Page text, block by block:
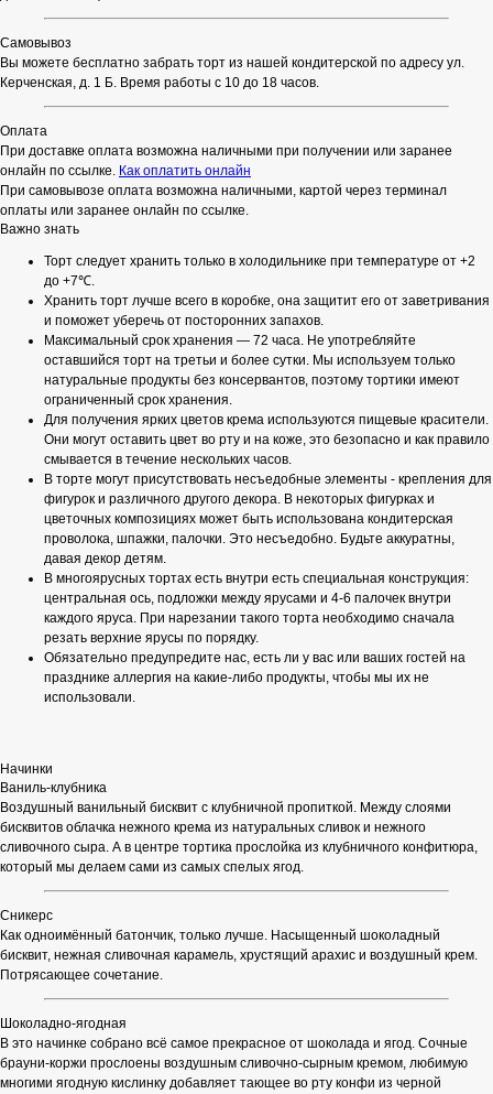
Самовывоз
Вы можете бесплатно забрать торт из нашей кондитерской по адресу ул.
Керченская, д. 1 Б. Время работы с 10 до 18 часов.
Оплата
При доставке оплата возможна наличными при получении или заранее
онлайн по ссылке. Как оплатить онлайн
При самовывозе оплата возможна наличными, картой через терминал
оплаты или заранее онлайн по ссылке.
Важно знать
Торт следует хранить только в холодильнике при температуре от +2
до +7℃.
Хранить торт лучше всего в коробке, она защитит его от заветривания
и поможет уберечь от посторонних запахов.
Максимальный срок хранения — 72 часа. Не употребляйте
оставшийся торт на третьи и более сутки. Мы используем только
натуральные продукты без консервантов, поэтому тортики имеют
ограниченный срок хранения.
Для получения ярких цветов крема используются пищевые красители.
Они могут оставить цвет во рту и на коже, это безопасно и как правило
смывается в течение нескольких часов.
В торте могут присутствовать несъедобные элементы - крепления для
фигурок и различного другого декора. В некоторых фигурках и
цветочных композициях может быть использована кондитерская
проволока, шпажки, палочки. Это несъедобно. Будьте аккуратны,
давая декор детям.
В многоярусных тортах есть внутри есть специальная конструкция:
центральная ось, подложки между ярусами и 4-6 палочек внутри
каждого яруса. При нарезании такого торта необходимо сначала
резать верхние ярусы по порядку.
Обязательно предупредите нас, есть ли у вас или ваших гостей на
празднике аллергия на какие-либо продукты, чтобы мы их не
использовали.
Начинки
Ваниль-клубника
Воздушный ванильный бисквит с клубничной пропиткой. Между слоями
бисквитов облачка нежного крема из натуральных сливок и нежного
сливочного сыра. А в центре тортика прослойка из клубничного конфитюра,
который мы делаем сами из самых спелых ягод.
Сникерс
Как одноимённый батончик, только лучше. Насыщенный шоколадный
бисквит, нежная сливочная карамель, хрустящий арахис и воздушный крем.
Потрясающее сочетание.
Шоколадно-ягодная
В это начинке собрано всё самое прекрасное от шоколада и ягод. Сочные
брауни-коржи прослоены воздушным сливочно-сырным кремом, любимую
многими ягодную кислинку добавляет тающее во рту конфи из черной